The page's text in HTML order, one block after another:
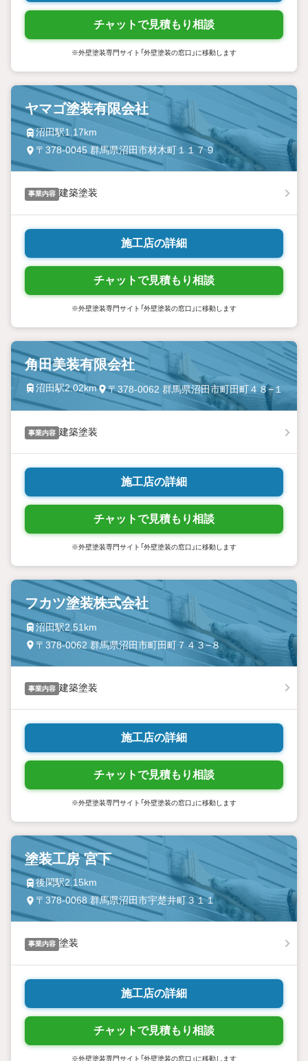
チャットで見積もり相談
※外壁塗装専門サイト「外壁塗装の窓口」に移動します
ヤマゴ塗装有限会社
沼田駅1.17km
〒378-0045 群馬県沼田市材木町１１７９
事業内容 建築塗装
施工店の詳細
チャットで見積もり相談
※外壁塗装専門サイト「外壁塗装の窓口」に移動します
角田美装有限会社
沼田駅2.02km 〒378-0062 群馬県沼田市町田町４８−１
事業内容 建築塗装
施工店の詳細
チャットで見積もり相談
※外壁塗装専門サイト「外壁塗装の窓口」に移動します
フカツ塗装株式会社
沼田駅2.51km
〒378-0062 群馬県沼田市町田町７４３−８
事業内容 建築塗装
施工店の詳細
チャットで見積もり相談
※外壁塗装専門サイト「外壁塗装の窓口」に移動します
塗装工房 宮下
後閑駅2.15km
〒378-0068 群馬県沼田市宇楚井町３１１
事業内容 塗装
施工店の詳細
チャットで見積もり相談
※外壁塗装専門サイト「外壁塗装の窓口」に移動します